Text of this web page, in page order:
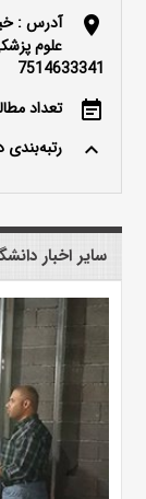
location_on
آدرس :
علوم
7514633341
event_note تعداد
keyboard_arrow_up
سایر اخبار